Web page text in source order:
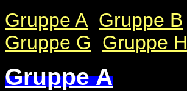
Gruppe A Gruppe B
Gruppe G Gruppe H
Gruppe A